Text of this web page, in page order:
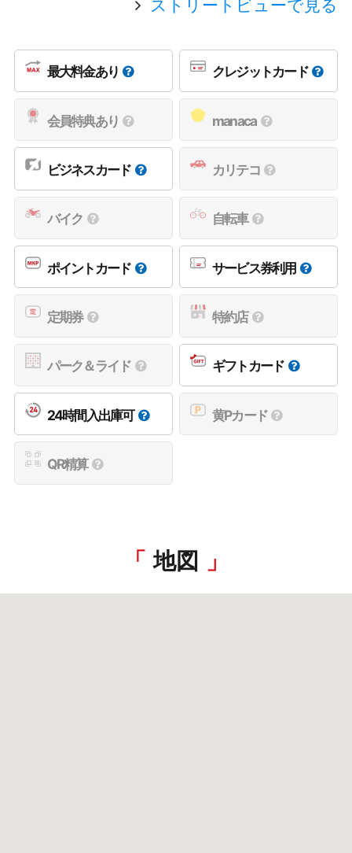
ストリートビューで見る
最大料金あり クレジットカード
会員特典あり manaca
ビジネスカード カリテコ
バイク 自転車
ポイントカード サービス券利用
定期券 特約店
パーク＆ライド ギフトカード
24時間入出庫可 黄Pカード
QR精算
地図